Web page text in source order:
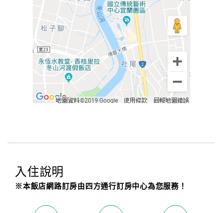
入住說明
※本飯店網路訂房由四方通行訂房中心為您服務！